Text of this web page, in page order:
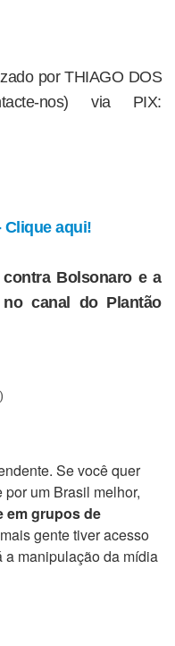
por THIAGO DOS
nos) via PIX:
Clique aqui!
Bolsonaro e a
canal do Plantão
Se você quer
um Brasil melhor,
em grupos de
gente tiver acesso
a manipulação da mídia